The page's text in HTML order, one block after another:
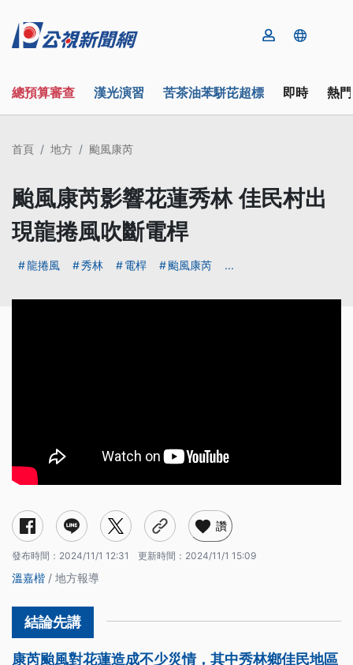
總預算審查 漢光演習 苦茶油苯駢芘超標 即時 熱
首頁 地方 颱風康芮
颱風康芮影響花蓮秀林 佳民村出
現龍捲風吹斷電桿
龍捲風 秀林 電桿 颱風康芮 ...
讚
發布時間： 2024/11/1 12:31 更新時間： 2024/11/1 15:09
溫嘉楷 / 地方報導
康芮颱風對花蓮造成不少災情，其中秀林鄉佳民地區